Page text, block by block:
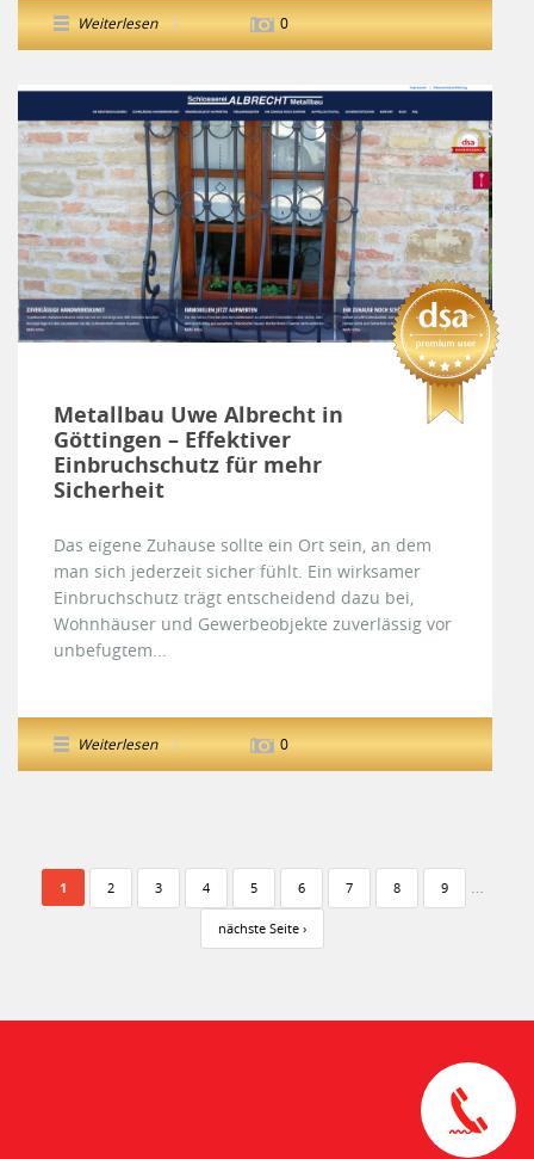
Weiterlesen 0
Metallbau Uwe Albrecht in
Göttingen – Effektiver
Einbruchschutz für mehr
Sicherheit
Das eigene Zuhause sollte ein Ort sein, an dem
man sich jederzeit sicher fühlt. Ein wirksamer
Einbruchschutz trägt entscheidend dazu bei,
Wohnhäuser und Gewerbeobjekte zuverlässig vor
unbefugtem...
Weiterlesen 0
1 2 3 4 5 6 7 8 9
nächste Seite ›